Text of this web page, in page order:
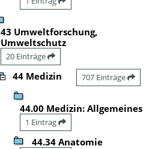
43 Umweltforschung,
Umweltschutz
20 Einträge
44 Medizin 707 Einträge
44.00 Medizin: Allgemeines
1 Eintrag
44.34 Anatomie